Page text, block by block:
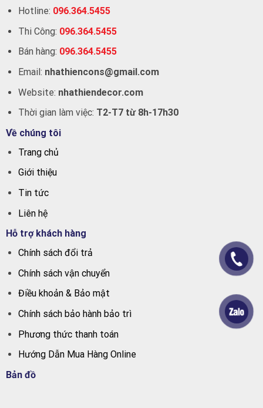
Hotline: 096.364.5455
Thi Công: 096.364.5455
Bán hàng: 096.364.5455
Email: nhathiencons@gmail.com
Website: nhathiendecor.com
Thời gian làm việc: T2-T7 từ 8h-17h30
Về chúng tôi
Trang chủ
Giới thiệu
Tin tức
Liên hệ
Hỗ trợ khách hàng
Chính sách đổi trả
Chính sách vận chuyển
Điều khoản & Bảo mật
Chính sách bảo hành bảo trì
Phương thức thanh toán
Hướng Dẫn Mua Hàng Online
Bản đồ